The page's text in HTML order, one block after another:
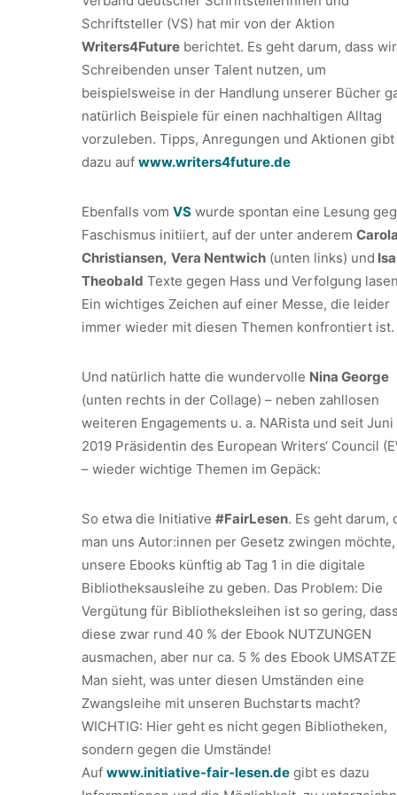
Schriftsteller (VS) hat mir von der Aktion
Writers4Future berichtet. Es geht darum, dass wir
Schreibenden unser Talent nutzen, um
beispielsweise in der Handlung unserer Bücher
natürlich Beispiele für einen nachhaltigen Alltag
vorzuleben. Tipps, Anregungen und Aktionen gibt
dazu auf www.writers4future.de
Ebenfalls vom VS wurde spontan eine Lesung
Faschismus initiiert, auf der unter anderem Carola
Christiansen, Vera Nentwich (unten links) und Isa
Theobald Texte gegen Hass und Verfolgung
Ein wichtiges Zeichen auf einer Messe, die leider
immer wieder mit diesen Themen konfrontiert ist.
Und natürlich hatte die wundervolle Nina George
(unten rechts in der Collage) – neben zahllosen
weiteren Engagements u. a. NARista und seit Juni
2019 Präsidentin des European Writers‘ Council
– wieder wichtige Themen im Gepäck:
So etwa die Initiative #FairLesen. Es geht darum,
man uns Autor:innen per Gesetz zwingen möchte,
unsere Ebooks künftig ab Tag 1 in die digitale
Bibliotheksausleihe zu geben. Das Problem: Die
Vergütung für Bibliotheksleihen ist so gering, dass
diese zwar rund 40 % der Ebook NUTZUNGEN
ausmachen, aber nur ca. 5 % des Ebook
Man sieht, was unter diesen Umständen eine
Zwangsleihe mit unseren Buchstarts macht?
WICHTIG: Hier geht es nicht gegen Bibliotheken,
sondern gegen die Umstände!
Auf www.initiative-fair-lesen.de gibt es dazu